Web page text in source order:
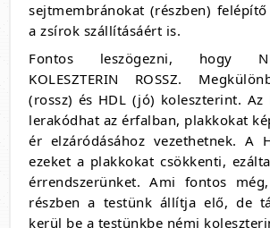
sejtmembránokat (részben)
a zsírok szállításáért is.
Fontos leszögezni, hogy
KOLESZTERIN ROSSZ.
(rossz) és HDL (jó) koleszterint. Az
lerakódhat az érfalban, plakkokat
ér elzáródásához vezethetnek. A
ezeket a plakkokat csökkenti,
érrendszerünket. Ami fontos
részben a testünk állítja elő, de
kerül be a testünkbe némi